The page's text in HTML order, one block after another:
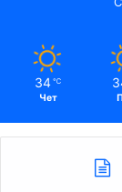
34 ℃
Чет